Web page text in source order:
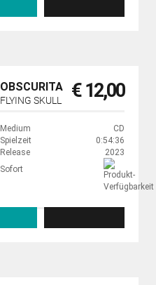
OBSCURITA
FLYING SKULL € 12,00
Medium
CD
Spielzeit
0:54:36
Release
2023
Sofort